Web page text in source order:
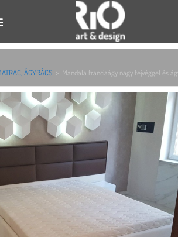
ÁGYRÁCS > Mandala franciaágy nagy fejvéggel és